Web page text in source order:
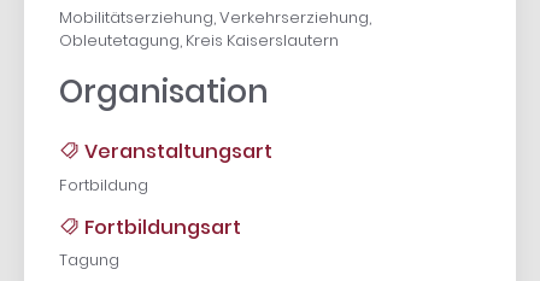
Mobilitätserziehung, Verkehrserziehung,
Obleutetagung, Kreis Kaiserslautern
Organisation
Veranstaltungsart
Fortbildung
Fortbildungsart
Tagung